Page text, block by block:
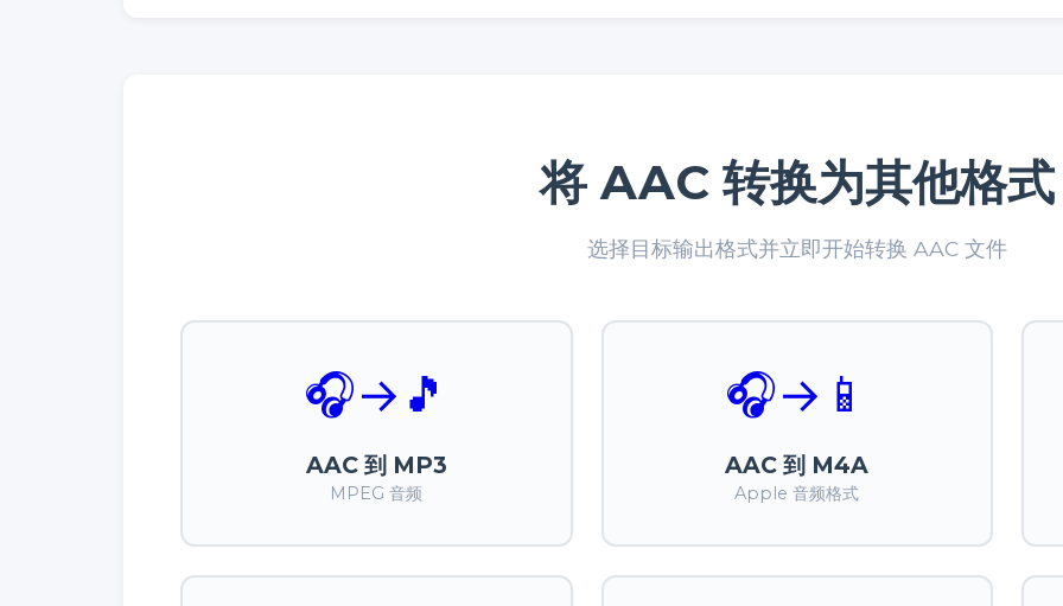
将 AAC 转换为其他格式
选择目标输出格式并立即开始转换 AAC 文件
🎧→ 🎵
AAC 到 MP3
MPEG 音频
🎧→ 📱
AAC 到 M4A
Apple 音频格式